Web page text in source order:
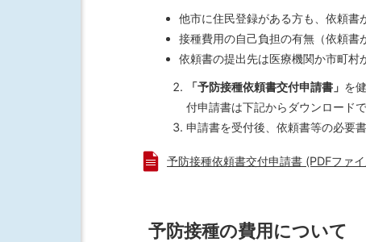
他市に住民登録がある方も、依頼書
接種費用の自己負担の有無（依頼書
依頼書の提出先は医療機関か市町村
「予防接種依頼書交付申請書」 を
付申請書は下記からダウンロードで
申請書を受付後、依頼書等の必要
予防接種依頼書交付申請書 (PDFファ
予防接種の費用について